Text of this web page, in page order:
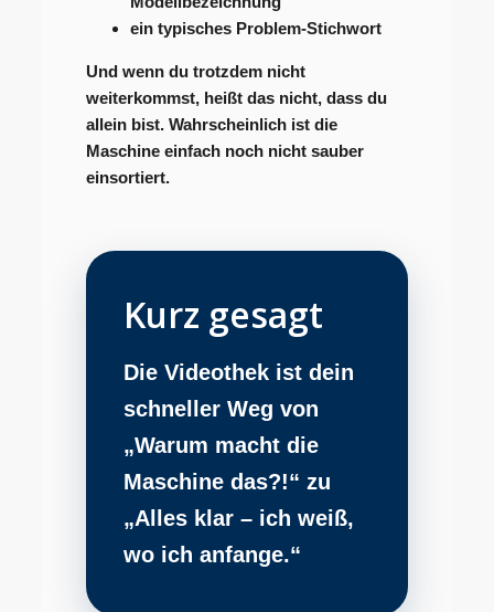
ein typisches Problem-Stichwort
Und wenn du trotzdem nicht
weiterkommst, heißt das nicht, dass du
allein bist. Wahrscheinlich ist die
Maschine einfach noch nicht sauber
einsortiert.
Kurz gesagt
Die Videothek ist dein
schneller Weg von
„Warum macht die
Maschine das?!“ zu
„Alles klar – ich weiß,
wo ich anfange.“